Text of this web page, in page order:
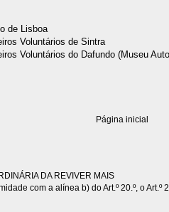
de Lisboa
Voluntários de Sintra
Voluntários do Dafundo (Museu
Página inicial
DA REVIVER MAIS
com a alínea b) do Art.º 20.º, o Art.º